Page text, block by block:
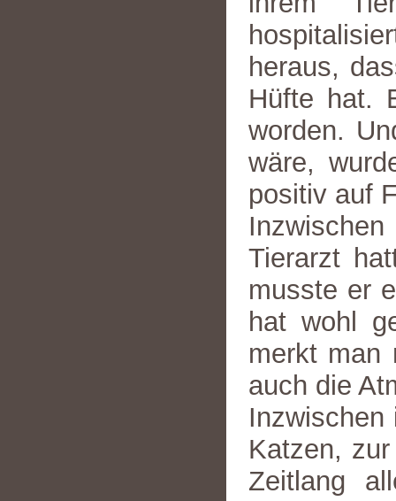
heraus,
Hüfte hat.
worden.
wäre,
positiv auf
Tierarzt
musste er
hat wohl
merkt man
auch die
Inzwischen
Katzen,
Zeitlang